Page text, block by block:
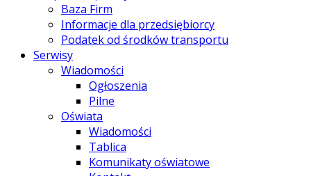
Baza Firm
Informacje dla przedsiębiorcy
Podatek od środków transportu
Serwisy
Wiadomości
Ogłoszenia
Pilne
Oświata
Wiadomości
Tablica
Komunikaty oświatowe